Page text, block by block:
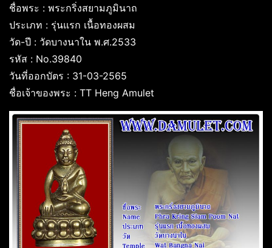
ชื่อพระ : พระกริ่งสยามภูมินาถ
ประเภท : รุ่นแรก เนื้อทองผสม
วัด-ปี : วัดบางนาใน พ.ศ.2533
รหัส : No.39840
วันที่ออกบัตร : 31-03-2565
ชื่อเจ้าของพระ : TT Heng Amulet